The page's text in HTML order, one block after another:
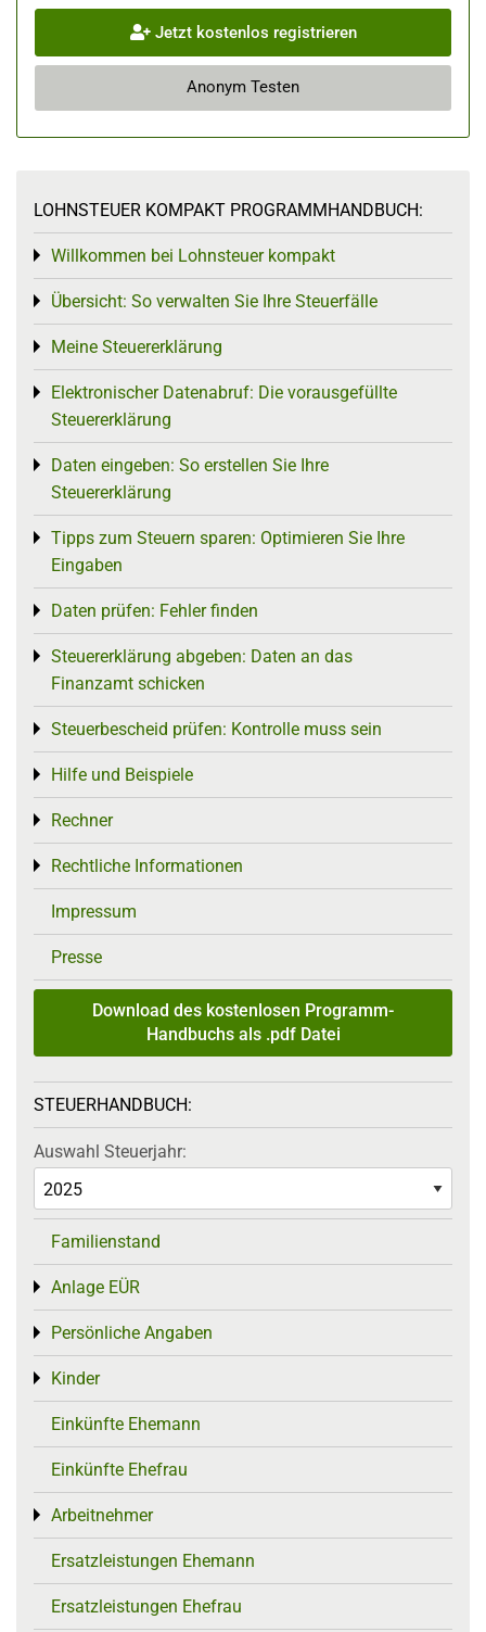
Jetzt kostenlos registrieren
Anonym Testen
LOHNSTEUER KOMPAKT PROGRAMMHANDBUCH:
Willkommen bei Lohnsteuer kompakt
Toggle menu
Übersicht: So verwalten Sie Ihre Steuerfälle
Toggle menu
Meine Steuererklärung
Toggle menu
Elektronischer Datenabruf: Die vorausgefüllte
Steuererklärung
Toggle menu
Daten eingeben: So erstellen Sie Ihre
Steuererklärung
Toggle menu
Tipps zum Steuern sparen: Optimieren Sie Ihre
Eingaben
Toggle menu
Daten prüfen: Fehler finden
Toggle menu
Steuererklärung abgeben: Daten an das
Finanzamt schicken
Toggle menu
Steuerbescheid prüfen: Kontrolle muss sein
Toggle menu
Hilfe und Beispiele
Toggle menu
Rechner
Toggle menu
Rechtliche Informationen
Toggle menu
Impressum
Presse
Download des kostenlosen Programm-
Handbuchs als .pdf Datei
STEUERHANDBUCH:
Auswahl Steuerjahr:
Familienstand
Anlage EÜR
Toggle menu
Persönliche Angaben
Toggle menu
Kinder
Toggle menu
Einkünfte Ehemann
Einkünfte Ehefrau
Arbeitnehmer
Toggle menu
Ersatzleistungen Ehemann
Ersatzleistungen Ehefrau